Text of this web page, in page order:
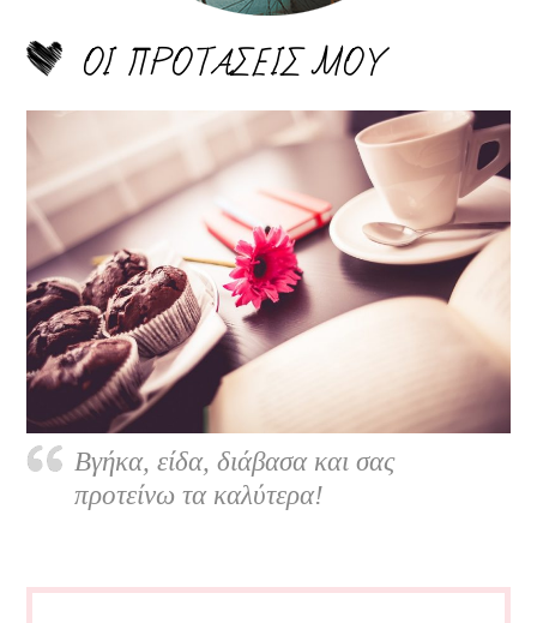
ΟΙ ΠΡΟΤΑΣΕΙΣ ΜΟΥ
Βγήκα, είδα, διάβασα και σας
προτείνω τα καλύτερα!